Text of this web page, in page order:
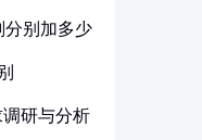
分别加多少
研与分析